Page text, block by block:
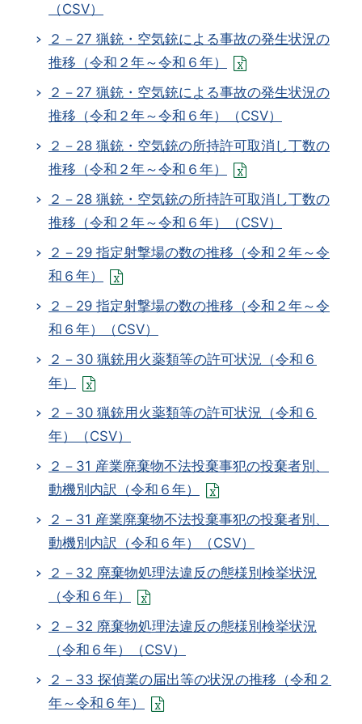
（CSV）
２－27 猟銃・空気銃による事故の発生状況の
推移（令和２年～令和６年）
２－27 猟銃・空気銃による事故の発生状況の
推移（令和２年～令和６年）（CSV）
２－28 猟銃・空気銃の所持許可取消し丁数の
推移（令和２年～令和６年）
２－28 猟銃・空気銃の所持許可取消し丁数の
推移（令和２年～令和６年）（CSV）
２－29 指定射撃場の数の推移（令和２年～令
和６年）
２－29 指定射撃場の数の推移（令和２年～令
和６年）（CSV）
２－30 猟銃用火薬類等の許可状況（令和６
年）
２－30 猟銃用火薬類等の許可状況（令和６
年）（CSV）
２－31 産業廃棄物不法投棄事犯の投棄者別、
動機別内訳（令和６年）
２－31 産業廃棄物不法投棄事犯の投棄者別、
動機別内訳（令和６年）（CSV）
２－32 廃棄物処理法違反の態様別検挙状況
（令和６年）
２－32 廃棄物処理法違反の態様別検挙状況
（令和６年）（CSV）
２－33 探偵業の届出等の状況の推移（令和２
年～令和６年）